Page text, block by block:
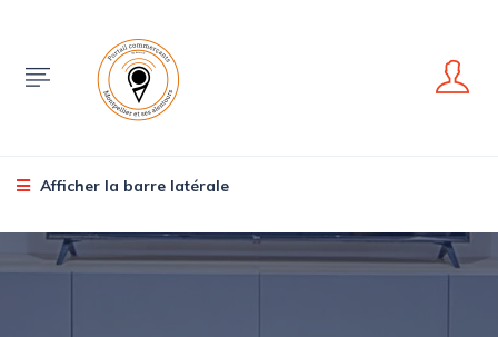
Afficher la barre latérale